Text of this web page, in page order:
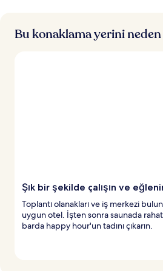
Bu konaklama yerini
Şık bir şekilde çalışın ve
Toplantı olanakları ve iş merkezi
uygun otel. İşten sonra saunada
barda happy hour'un tadını çıkarın.